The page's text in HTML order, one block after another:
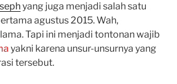
yang juga menjadi salah satu
agustus 2015. Wah,
Tapi ini menjadi tontonan wajib
yakni karena unsur-unsurnya yang
tersebut.